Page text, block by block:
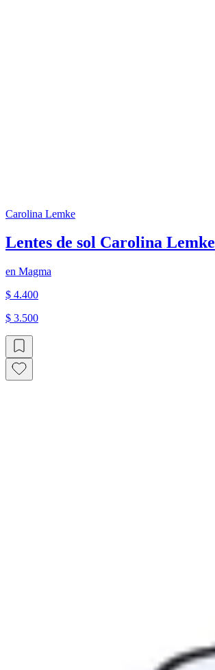
Carolina Lemke
Lentes de sol Carolina Lemke
en Magma
$ 4.400
$ 3.500